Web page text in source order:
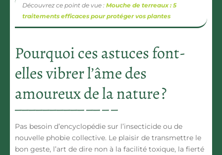
Découvrez ce point de vue : Mouche de terreaux : 5
traitements efficaces pour protéger vos plantes
Pourquoi ces astuces font-
elles vibrer l’âme des
amoureux de la nature ?
Pas besoin d’encyclopédie sur l’insecticide ou de
nouvelle phobie collective. Le plaisir de transmettre le
bon geste, l’art de dire non à la facilité toxique, la fierté